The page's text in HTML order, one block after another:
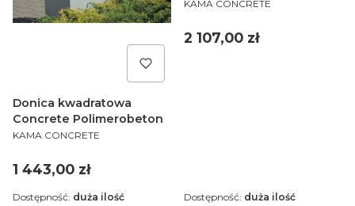
Donica kwadratowa
Concrete Polimerobeton
PRODUCENT
KAMA CONCRETE
Cena
1 443,00 zł
Dostępność: duża ilość
KAMA CONCRETE
Cena
2 107,00 zł
Dostępność: duża ilość